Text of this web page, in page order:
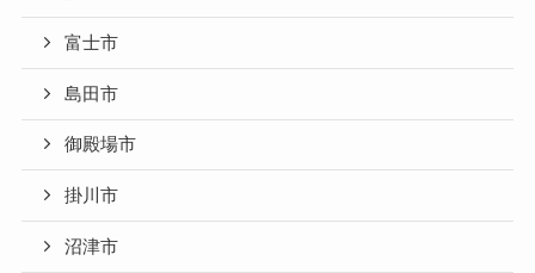
富士市
島田市
御殿場市
掛川市
沼津市